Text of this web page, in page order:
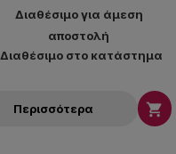
Διαθέσιμο για άμεση
αποστολή
Διαθέσιμο στο κατάστημα
Περισσότερα 